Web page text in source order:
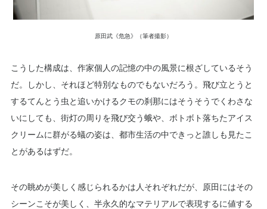
原田武《危急》（筆者撮影）
こうした構成は、作家個人の記憶の中の風景に根ざしているそう
だ。しかし、それほど特別なものでもないだろう。飛び立とうと
するてんとう虫と追いかけるクモの刹那にはそうそうでくわさな
いにしても、街灯の周りを飛び交う蛾や、ボトボト落ちたアイス
クリームに群がる蟻の姿は、都市生活の中できっと誰しも見たこ
とがあるはずだ。
その眺めが美しく感じられるかは人それぞれだが、原田にはその
シーンこそが美しく、半永久的なマテリアルで表現するに値する